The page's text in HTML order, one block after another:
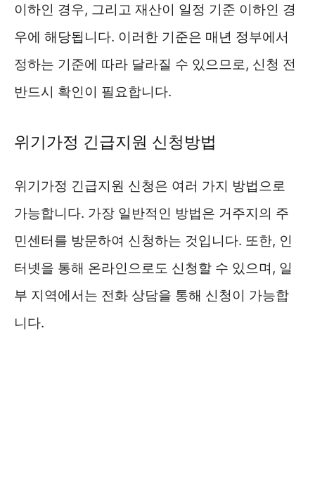
이하인 경우, 그리고 재산이 일정 기준 이하인 경
우에 해당됩니다. 이러한 기준은 매년 정부에서
정하는 기준에 따라 달라질 수 있으므로, 신청 전
반드시 확인이 필요합니다.
위기가정 긴급지원 신청방법
위기가정 긴급지원 신청은 여러 가지 방법으로
가능합니다. 가장 일반적인 방법은 거주지의 주
민센터를 방문하여 신청하는 것입니다. 또한, 인
터넷을 통해 온라인으로도 신청할 수 있으며, 일
부 지역에서는 전화 상담을 통해 신청이 가능합
니다.